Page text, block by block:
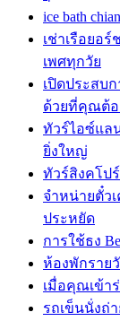
ice bath
เช่าเรือยอ
เพศทุกวัย
เปิดประสบ
ด้วยที่คุณต้อ
ทัวร์ไอซ์แล
ยิ่งใหญ่
ทัวร์สิงคโป
จำหน่ายตั๋ว
ประหยัด
การใช้ธง
ห้องพักราย
เมื่อคุณเข้า
รถเข็นนั่งถ่